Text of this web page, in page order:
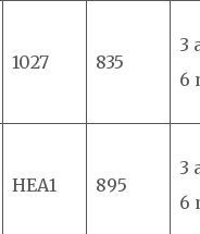
1027 835
3
6
HEA1 895
3
6